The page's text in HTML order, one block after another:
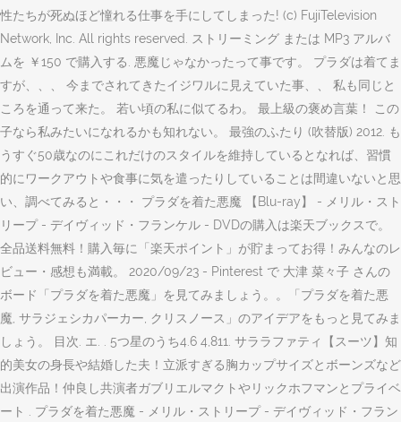
性たちが死ぬほど憧れる仕事を手にしてしまった! (c) FujiTelevision
Network, Inc. All rights reserved. ストリーミング または MP3 アルバ
ムを ￥150 で購入する. 悪魔じゃなかったって事です。 プラダは着てま
すが、、、 今までされてきたイジワルに見えていた事、、 私も同じと
ころを通って来た。 若い頃の私に似てるわ。 最上級の褒め言葉！ この
子なら私みたいになれるかも知れない。 最強のふたり (吹替版) 2012. も
うすぐ50歳なのにこれだけのスタイルを維持しているとなれば、習慣
的にワークアウトや食事に気を遣ったりしていることは間違いないと思
い、調べてみると・・・ プラダを着た悪魔 【Blu-ray】 - メリル・スト
リープ - デイヴィッド・フランケル - DVDの購入は楽天ブックスで。
全品送料無料！購入毎に「楽天ポイント」が貯まってお得！みんなのレ
ビュー・感想も満載。 2020/09/23 - Pinterest で 大津 菜々子 さんの
ボード「プラダを着た悪魔」を見てみましょう。。「プラダを着た悪
魔, サラジェシカパーカー, クリスノース」のアイデアをもっと見てみま
しょう。 目次. エ. . 5つ星のうち4.6 4,811. サララファティ【スーツ】知
的美女の身長や結婚した夫！立派すぎる胸カップサイズとボーンズなど
出演作品！仲良し共演者ガブリエルマクトやリックホフマンとプライベ
ート . プラダを着た悪魔 - メリル・ストリープ - デイヴィッド・フラン